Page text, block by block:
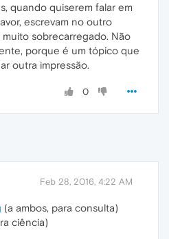
quando quiserem falar em
escrevam no outro
sobrecarregado. Não
porque é um tópico que
outra impressão.
0
Feb 28, 2016, 4:22 AM
(a ambos, para consulta)
ciência)